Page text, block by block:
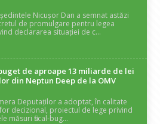
Nicușor Dan a semnat astăzi
de promulgare pentru legea
declararea situației de c...
de aproape 13 miliarde de lei
din Neptun Deep de la OMV
Deputaților a adoptat, în calitate
decizional, proiectul de lege privind
măsuri fiscal-bug...